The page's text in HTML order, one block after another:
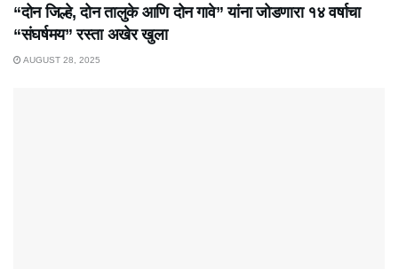
“दोन जिल्हे, दोन तालुके आणि दोन गावे” यांना जोडणारा १४ वर्षाचा
“संघर्षमय” रस्ता अखेर खुला
AUGUST 28, 2025